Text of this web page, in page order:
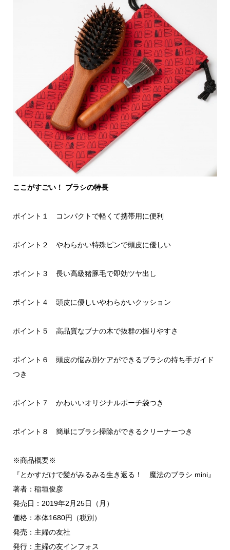
ここがすごい！ ブラシの特長
ポイント１ コンパクトで軽くて携帯用に便利
ポイント２ やわらかい特殊ピンで頭皮に優しい
ポイント３ 長い高級猪豚毛で即効ツヤ出し
ポイント４ 頭皮に優しいやわらかいクッション
ポイント５ 高品質なブナの木で抜群の握りやすさ
ポイント６ 頭皮の悩み別ケアができるブラシの持ち手ガイド
つき
ポイント７ かわいいオリジナルポーチ袋つき
ポイント８ 簡単にブラシ掃除ができるクリーナーつき
※商品概要※
『とかすだけで髪がみるみる生き返る！ 魔法のブラシ mini』
著者：稲垣俊彦
発売日：2019年2月25日（月）
価格：本体1680円（税別）
発売：主婦の友社
発行：主婦の友インフォス